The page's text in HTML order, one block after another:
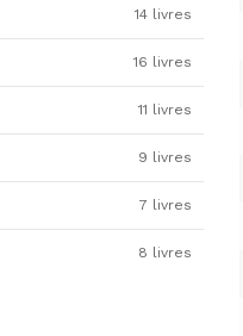
14 livres
16 livres
11 livres
9 livres
7 livres
8 livres